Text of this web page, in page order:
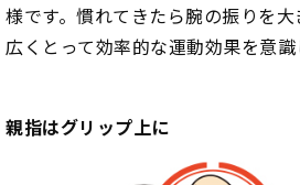
様です。慣れてきたら腕の振りを
広くとって効率的な運動効果を意識
親指はグリップ上に